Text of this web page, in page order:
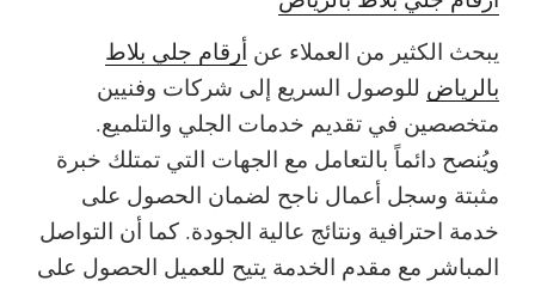
يبحث الكثير من العملاء عن أرقام جلي بلاط
بالرياض للوصول السريع إلى شركات وفنيين
متخصصين في تقديم خدمات الجلي والتلميع.
ويُنصح دائماً بالتعامل مع الجهات التي تمتلك خبرة
مثبتة وسجل أعمال ناجح لضمان الحصول على
خدمة احترافية ونتائج عالية الجودة. كما أن التواصل
المباشر مع مقدم الخدمة يتيح للعميل الحصول على